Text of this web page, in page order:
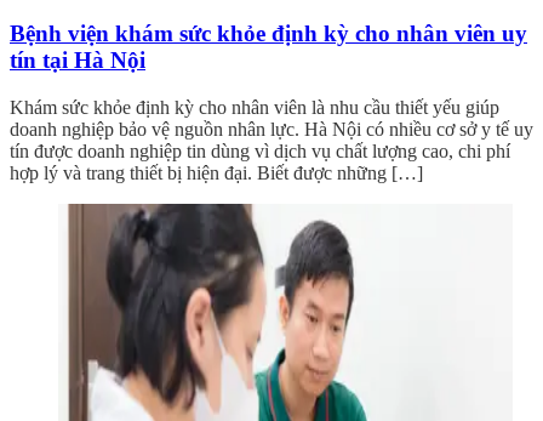
Bệnh viện khám sức khỏe định kỳ cho nhân viên uy
tín tại Hà Nội
Khám sức khỏe định kỳ cho nhân viên là nhu cầu thiết yếu giúp
doanh nghiệp bảo vệ nguồn nhân lực. Hà Nội có nhiều cơ sở y tế uy
tín được doanh nghiệp tin dùng vì dịch vụ chất lượng cao, chi phí
hợp lý và trang thiết bị hiện đại. Biết được những […]